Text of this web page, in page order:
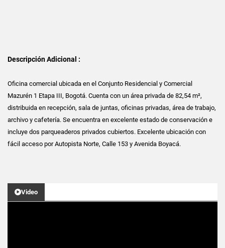
Descripción Adicional :
Oficina comercial ubicada en el Conjunto Residencial y Comercial
Mazurén 1 Etapa III, Bogotá. Cuenta con un área privada de 82,54 m²,
distribuida en recepción, sala de juntas, oficinas privadas, área de trabajo,
archivo y cafetería. Se encuentra en excelente estado de conservación e
incluye dos parqueaderos privados cubiertos. Excelente ubicación con
fácil acceso por Autopista Norte, Calle 153 y Avenida Boyacá.
Video